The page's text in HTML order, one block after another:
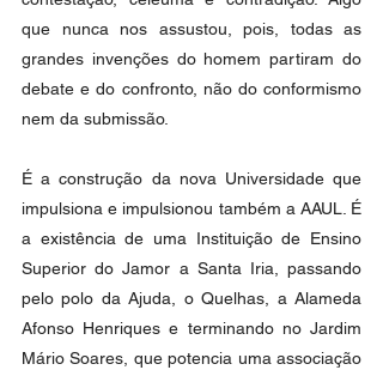
que nunca nos assustou, pois, todas as
grandes invenções do homem partiram do
debate e do confronto, não do conformismo
nem da submissão.
É a construção da nova Universidade que
impulsiona e impulsionou também a AAUL. É
a existência de uma Instituição de Ensino
Superior do Jamor a Santa Iria, passando
pelo polo da Ajuda, o Quelhas, a Alameda
Afonso Henriques e terminando no Jardim
Mário Soares, que potencia uma associação